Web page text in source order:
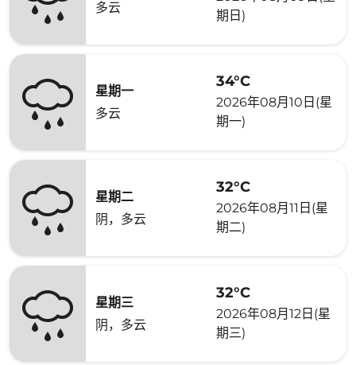
多云
期日)
星期一
多云
34°C
2026年08月10日(星
期一)
星期二
阴，多云
32°C
2026年08月11日(星
期二)
星期三
阴，多云
32°C
2026年08月12日(星
期三)